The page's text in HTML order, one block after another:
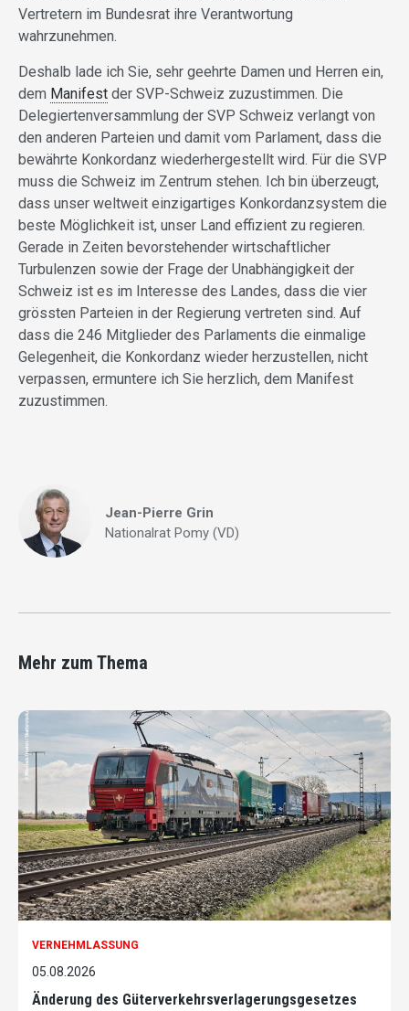
Vertretern im Bundesrat ihre Verantwortung
wahrzunehmen.
Deshalb lade ich Sie, sehr geehrte Damen und Herren ein,
dem Manifest der SVP-Schweiz zuzustimmen. Die
Delegiertenversammlung der SVP Schweiz verlangt von
den anderen Parteien und damit vom Parlament, dass die
bewährte Konkordanz wiederhergestellt wird. Für die SVP
muss die Schweiz im Zentrum stehen. Ich bin überzeugt,
dass unser weltweit einzigartiges Konkordanzsystem die
beste Möglichkeit ist, unser Land effizient zu regieren.
Gerade in Zeiten bevorstehender wirtschaftlicher
Turbulenzen sowie der Frage der Unabhängigkeit der
Schweiz ist es im Interesse des Landes, dass die vier
grössten Parteien in der Regierung vertreten sind. Auf
dass die 246 Mitglieder des Parlaments die einmalige
Gelegenheit, die Konkordanz wieder herzustellen, nicht
verpassen, ermuntere ich Sie herzlich, dem Manifest
zuzustimmen.
Jean-Pierre Grin
Nationalrat Pomy (VD)
Mehr zum Thema
VERNEHMLASSUNG
05.08.2026
Änderung des Güterverkehrsverlagerungsgesetzes